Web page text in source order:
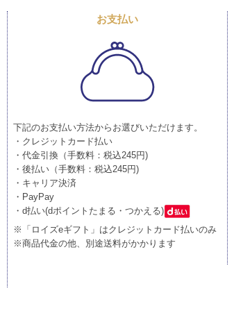
お支払い
下記のお支払い方法からお選びいただけます。
・クレジットカード払い
・代金引換（手数料：税込245円)
・後払い（手数料：税込245円)
・キャリア決済
・PayPay
・d払い(dポイントたまる・つかえる)
※「ロイズeギフト」はクレジットカード払いのみ
※商品代金の他、別途送料がかかります